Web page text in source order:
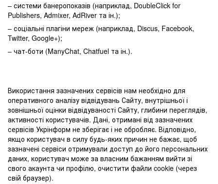
– системи банеропоказів (наприклад, DoubleClick for
Publishers, Admixer, AdRiver та ін.);
– соціальні плагіни мереж (наприклад, Discus, Facebook,
Twitter, Google+);
– чат-боти (ManyChat, Chatfuel та ін.).
Використання зазначених сервісів нам необхідно для
оперативного аналізу відвідувань Сайту, внутрішньої і
зовнішньої оцінки відвідуваності Сайту, глибини переглядів,
активності користувачів. Дані, отримані від зазначених
сервісів Укрінформ не зберігає і не обробляє. Відповідно,
якщо користувач в силу будь-яких причин не бажає, щоб
зазначені сервіси отримували доступ до його персональних
даних, користувач може за власним бажанням вийти зі
свого акаунта чи профілю, очистити файли cookie (через
свій браузер).